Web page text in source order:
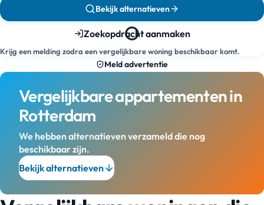
Bekijk alternatieven
Zoekopdracht aanmaken
Krijg een melding zodra een vergelijkbare woning beschikbaar komt.
Meld advertentie
Vergelijkbare appartementen in
Rotterdam
We hebben alternatieven verzameld die nog
beschikbaar zijn.
Bekijk alternatieven